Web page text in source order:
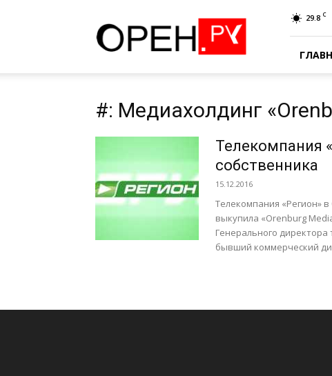
29.8 C
#: Медиахолдинг
Телекомпания
собственника
15.12.2016
Телекомпания «Регион»
выкупила «Orenburg
Генерального
бывший коммерческий